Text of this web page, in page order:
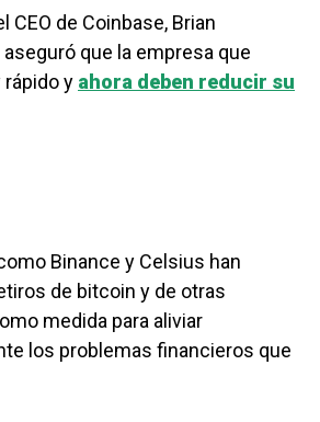
CEO de Coinbase, Brian
que la empresa que
y ahora deben reducir su
Binance y Celsius han
de bitcoin y de otras
medida para aliviar
los problemas financieros que